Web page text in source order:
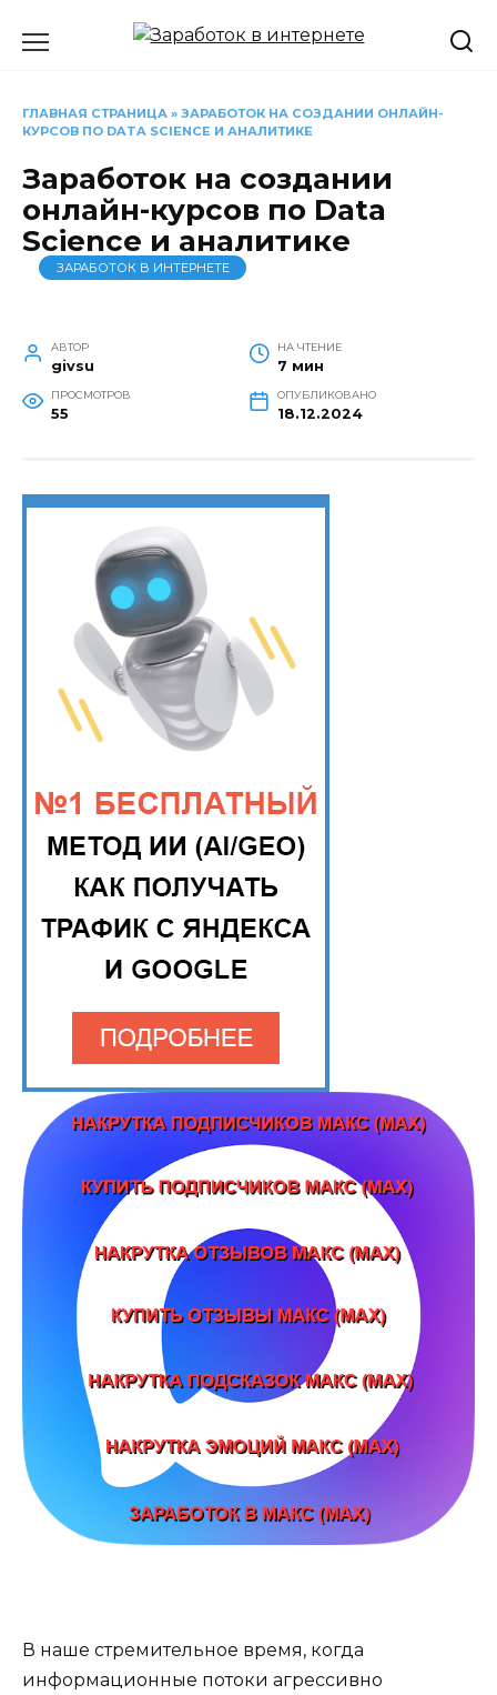
ГЛАВНАЯ СТРАНИЦА » ЗАРАБОТОК НА СОЗДАНИИ ОНЛАЙН-
КУРСОВ ПО DATA SCIENCE И АНАЛИТИКЕ
Заработок на создании
онлайн-курсов по Data
Science и аналитике
ЗАРАБОТОК В ИНТЕРНЕТЕ
АВТОР
givsu
НА ЧТЕНИЕ
7 мин
ПРОСМОТРОВ
55
ОПУБЛИКОВАНО
18.12.2024
В наше стремительное время, когда
информационные потоки агрессивно